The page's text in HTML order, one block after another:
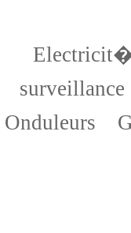
surveillance
Onduleurs